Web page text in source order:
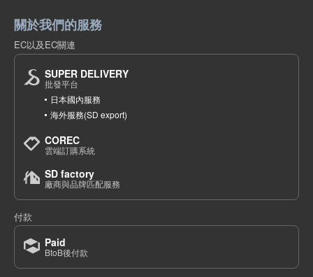
關於我們的服務
EC以及EC關連
SUPER DELIVERY
批發平台
日本國內服務
海外服務(SD export)
COREC
雲端訂購系統
SD factory
廠商與品牌匹配服務
付款
Paid
BtoB後付款